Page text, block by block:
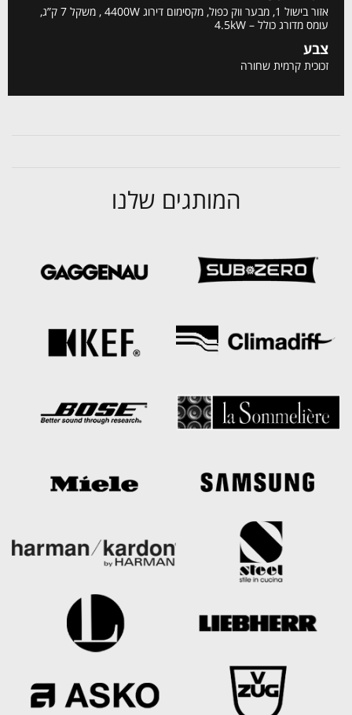
אזור בישול 1, מבער ווק כפול, מקסימום דירוג 4400W , משקל 7 ק”ג,
עומס מדורג כולל – 4.5kW
צבע
זכוכית קרמית שחורה
המותגים שלנו